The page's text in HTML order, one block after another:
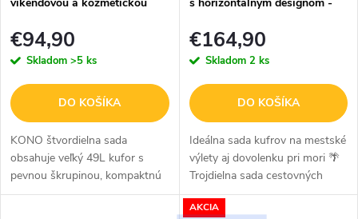
víkendovou a kozmetickou
€94,90
Skladom >5 ks
DO KOŠÍKA
KONO štvordielna sada
obsahuje veľký 49L kufor s
pevnou škrupinou, kompaktnú
príručnú batožinu , všestrannú
s horizontálnym designom -
44L/66L/96L
€164,90
Skladom 2 ks
DO KOŠÍKA
Ideálna sada kufrov na mestské
výlety aj dovolenku pri mori 🌴
Trojdielna sada cestovných
kufrov v elegantnej zeleno-
hnedej farbe je ideálna na každú
AKCIA